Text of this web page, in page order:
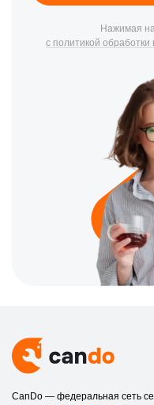
Нажимая
с политикой
CanDo — федеральная сеть